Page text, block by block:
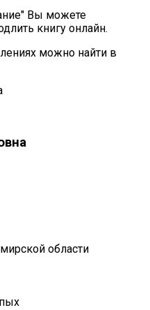
Вы можете
книгу онлайн.
можно найти в
области